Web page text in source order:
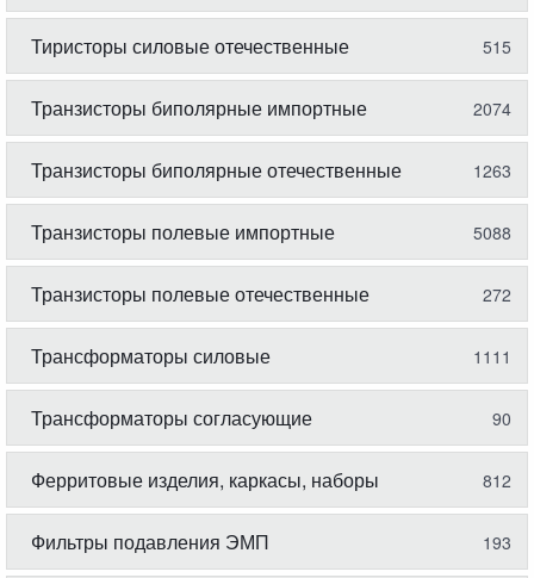
Тиристоры силовые отечественные 515
Транзисторы биполярные импортные 2074
Транзисторы биполярные отечественные 1263
Транзисторы полевые импортные 5088
Транзисторы полевые отечественные 272
Трансформаторы силовые 1111
Трансформаторы согласующие 90
Ферритовые изделия, каркасы, наборы 812
Фильтры подавления ЭМП 193